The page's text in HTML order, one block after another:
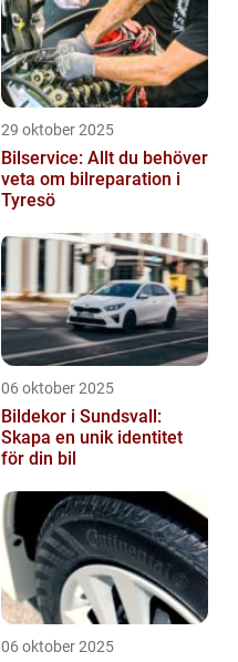
29 oktober 2025
Bilservice: Allt du behöver
veta om bilreparation i
Tyresö
06 oktober 2025
Bildekor i Sundsvall:
Skapa en unik identitet
för din bil
06 oktober 2025